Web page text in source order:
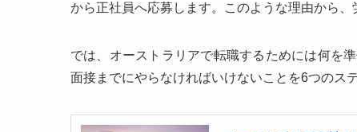
から正社員へ応募します。このような理由から、
では、オーストラリアで転職するためには何を
面接までにやらなければいけないことを6つのス